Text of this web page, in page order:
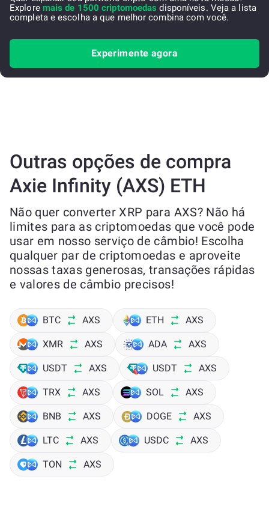
Explore mais de 1500 criptomoedas disponíveis. Veja a lista
completa e escolha a que melhor combina com você.
Experimente agora
Outras opções de compra
Axie Infinity (AXS) ETH
Não quer converter XRP para AXS? Não há
limites para as criptomoedas que você pode
usar em nosso serviço de câmbio! Escolha
qualquer par de criptomoedas e aproveite
nossas taxas generosas, transações rápidas
e valores de câmbio precisos!
BTC AXS ETH AXS
XMR AXS ADA AXS
USDT AXS USDT AXS
TRX AXS SOL AXS
BNB AXS DOGE AXS
LTC AXS USDC AXS
TON AXS